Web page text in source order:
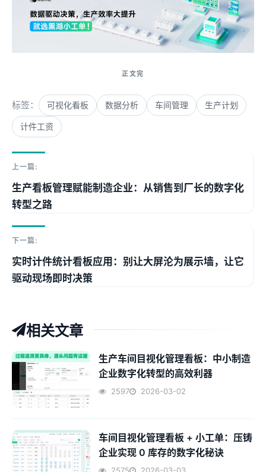
标签： 可视化看板 数据分析 车间管理 生产计划
计件工资
上一篇:
生产看板管理赋能制造企业：从销售到厂长的数字化
转型之路
下一篇:
实时计件统计看板应用：别让大屏沦为展示墙，让它
驱动现场即时决策
相关文章
生产车间目视化管理看板：中小制造
企业数字化转型的高效利器
2597 2026-03-02
车间目视化管理看板 + 小工单：压铸
企业实现 0 库存的数字化秘诀